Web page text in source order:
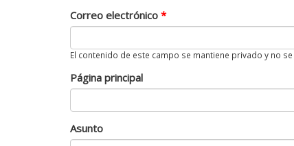
Correo electrónico *
El contenido de este campo se mantiene privado y no
Página principal
Asunto